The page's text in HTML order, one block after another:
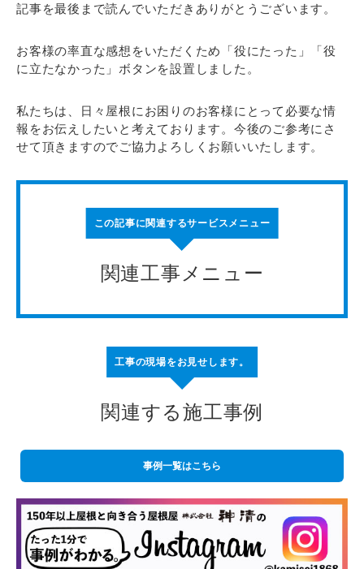
記事を最後まで読んでいただきありがとうございます。
お客様の率直な感想をいただくため「役にたった」「役
に立たなかった」ボタンを設置しました。
私たちは、日々屋根にお困りのお客様にとって必要な情
報をお伝えしたいと考えております。今後のご参考にさ
せて頂きますのでご協力よろしくお願いいたします。
この記事に関連するサービスメニュー
関連工事メニュー
工事の現場をお見せします。
関連する施工事例
事例一覧はこちら